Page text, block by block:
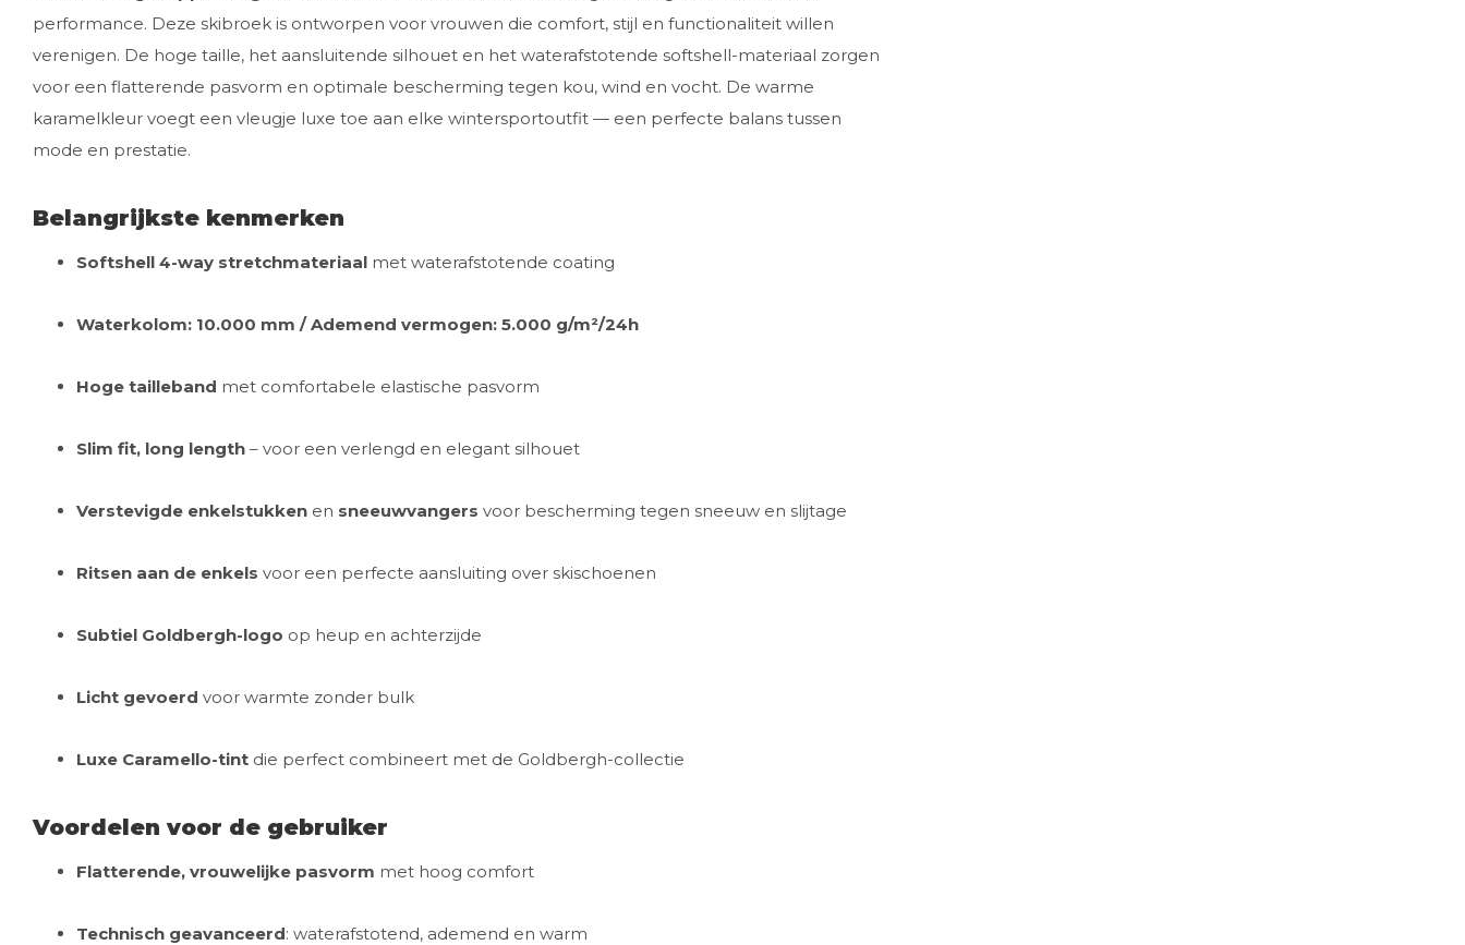
performance. Deze skibroek is ontworpen voor vrouwen die comfort, stijl en functionaliteit willen
verenigen. De hoge taille, het aansluitende silhouet en het waterafstotende softshell-materiaal zorgen
voor een flatterende pasvorm en optimale bescherming tegen kou, wind en vocht. De warme
karamelkleur voegt een vleugje luxe toe aan elke wintersportoutfit — een perfecte balans tussen
mode en prestatie.
Belangrijkste kenmerken
Softshell 4-way stretchmateriaal met waterafstotende coating
Waterkolom: 10.000 mm / Ademend vermogen: 5.000 g/m²/24h
Hoge tailleband met comfortabele elastische pasvorm
Slim fit, long length – voor een verlengd en elegant silhouet
Verstevigde enkelstukken en sneeuwvangers voor bescherming tegen sneeuw en slijtage
Ritsen aan de enkels voor een perfecte aansluiting over skischoenen
Subtiel Goldbergh-logo op heup en achterzijde
Licht gevoerd voor warmte zonder bulk
Luxe Caramello-tint die perfect combineert met de Goldbergh-collectie
Voordelen voor de gebruiker
Flatterende, vrouwelijke pasvorm met hoog comfort
Technisch geavanceerd: waterafstotend, ademend en warm